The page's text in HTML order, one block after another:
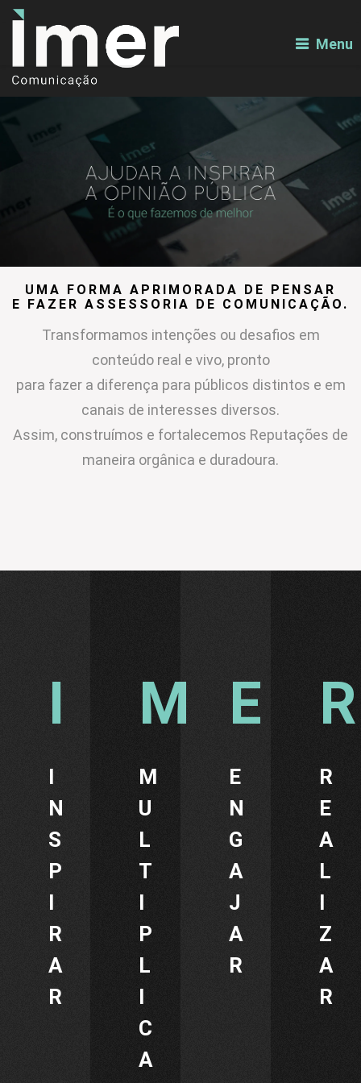
Menu
UMA FORMA APRIMORADA DE PENSAR
E FAZER ASSESSORIA DE COMUNICAÇÃO.
Transformamos intenções ou desafios em
conteúdo real e vivo, pronto
para fazer a diferença para públicos distintos e em
canais de interesses diversos.
Assim, construímos e fortalecemos Reputações de
maneira orgânica e duradoura.
I
N
S
P
I
R
A
R
M
U
L
T
I
P
L
I
C
A
E
N
G
A
J
A
R
R
E
A
L
I
Z
A
R